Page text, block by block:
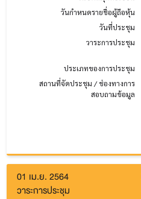
วันกำหนดรายชื่อผู้ถือหุ้น
วันที่ประชุม
วาระการประชุม
ประเภทของการประชุม
สถานที่จัดประชุม / ช่องทางการ
สอบถามข้อมูล
01 เม.ย. 2564
วาระการประชุม